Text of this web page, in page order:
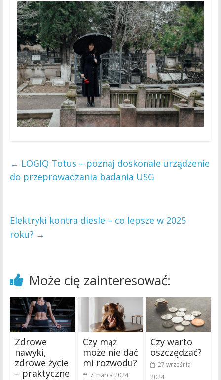
← LOGIQ Totus – poznaj doskonałe urządzenie
do przeprowadzania badania USG
Elektryki kontra diesle – co lepsze w 2025
roku? →
Może cię zainteresować:
Zdrowe
nawyki,
zdrowe życie
– praktyczne
Czy mąż
może nie dać
mi rozwodu?
7 marca 2024
Czy warto
oszczędzać?
27 września
2024